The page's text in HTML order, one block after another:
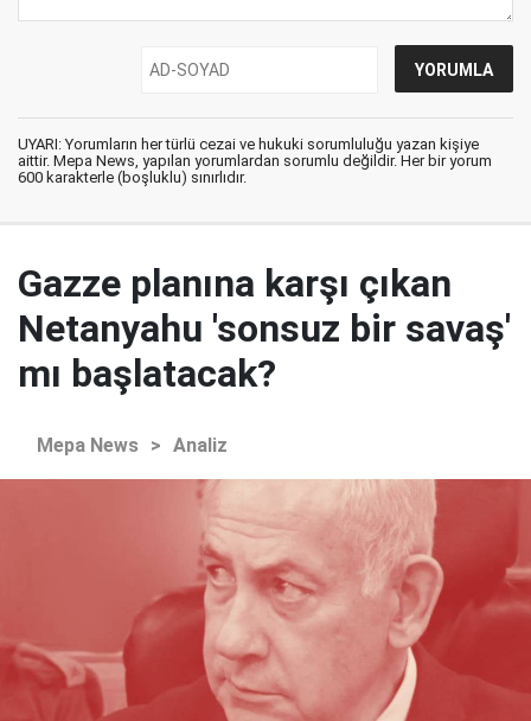
UYARI: Yorumların her türlü cezai ve hukuki sorumluluğu yazan kişiye
aittir. Mepa News, yapılan yorumlardan sorumlu değildir. Her bir yorum
600 karakterle (boşluklu) sınırlıdır.
Gazze planına karşı çıkan
Netanyahu 'sonsuz bir savaş'
mı başlatacak?
Mepa News > Analiz